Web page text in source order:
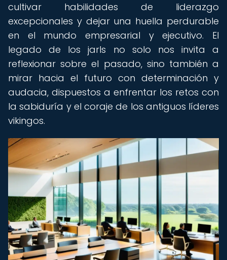
cultivar habilidades de liderazgo
excepcionales y dejar una huella perdurable
en el mundo empresarial y ejecutivo. El
legado de los jarls no solo nos invita a
reflexionar sobre el pasado, sino también a
mirar hacia el futuro con determinación y
audacia, dispuestos a enfrentar los retos con
la sabiduría y el coraje de los antiguos líderes
vikingos.